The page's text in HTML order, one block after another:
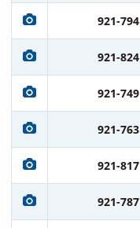
921-794
921-824
921-749
921-763
921-817
921-787